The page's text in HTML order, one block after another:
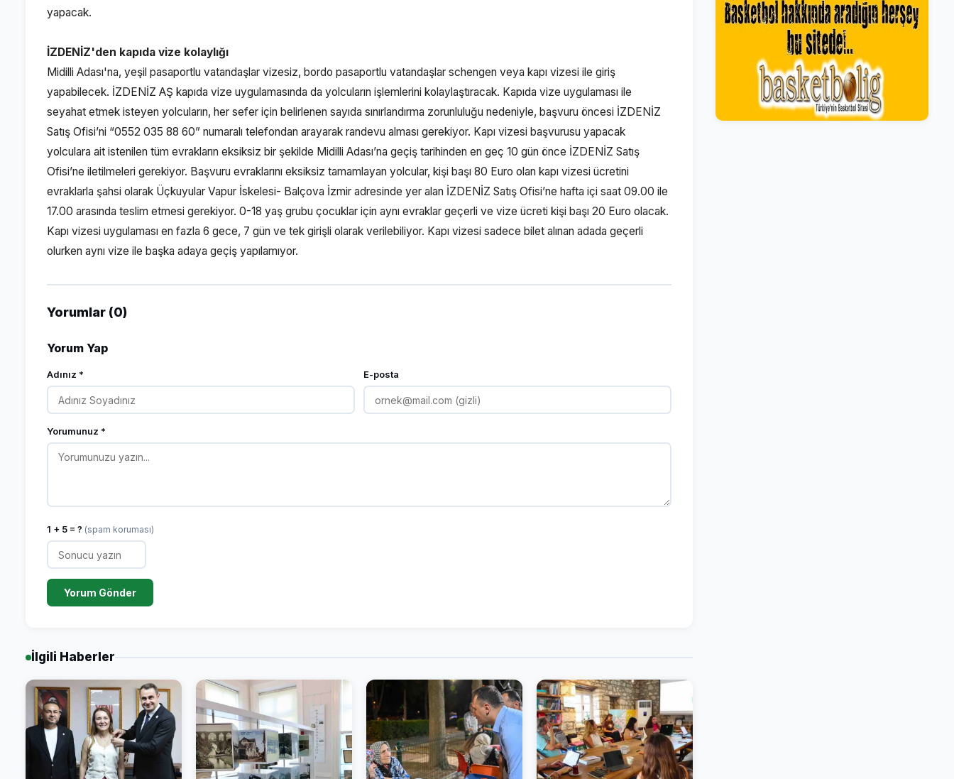
yapacak.
İZDENİZ'den kapıda vize kolaylığı
Midilli Adası'na, yeşil pasaportlu vatandaşlar vizesiz, bordo pasaportlu vatandaşlar schengen veya kapı vizesi ile giriş
yapabilecek. İZDENİZ AŞ kapıda vize uygulamasında da yolcuların işlemlerini kolaylaştıracak. Kapıda vize uygulaması ile
seyahat etmek isteyen yolcuların, her sefer için belirlenen sayıda sınırlandırma zorunluluğu nedeniyle, başvuru öncesi İZDENİZ
Satış Ofisi’ni “0552 035 88 60” numaralı telefondan arayarak randevu alması gerekiyor. Kapı vizesi başvurusu yapacak
yolculara ait istenilen tüm evrakların eksiksiz bir şekilde Midilli Adası’na geçiş tarihinden en geç 10 gün önce İZDENİZ Satış
Ofisi’ne iletilmeleri gerekiyor. Başvuru evraklarını eksiksiz tamamlayan yolcular, kişi başı 80 Euro olan kapı vizesi ücretini
evraklarla şahsi olarak Üçkuyular Vapur İskelesi- Balçova İzmir adresinde yer alan İZDENİZ Satış Ofisi’ne hafta içi saat 09.00 ile
17.00 arasında teslim etmesi gerekiyor. 0-18 yaş grubu çocuklar için aynı evraklar geçerli ve vize ücreti kişi başı 20 Euro olacak.
Kapı vizesi uygulaması en fazla 6 gece, 7 gün ve tek girişli olarak verilebiliyor. Kapı vizesi sadece bilet alınan adada geçerli
olurken aynı vize ile başka adaya geçiş yapılamıyor.
Yorumlar (0)
Yorum Yap
Adınız * E-posta
Yorumunuz *
1 + 5 = ? (spam koruması)
Yorum Gönder
İlgili Haberler